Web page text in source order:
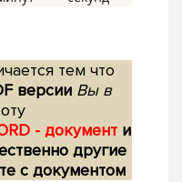
тем что
версии Вы в
- документ и
другие
с документом